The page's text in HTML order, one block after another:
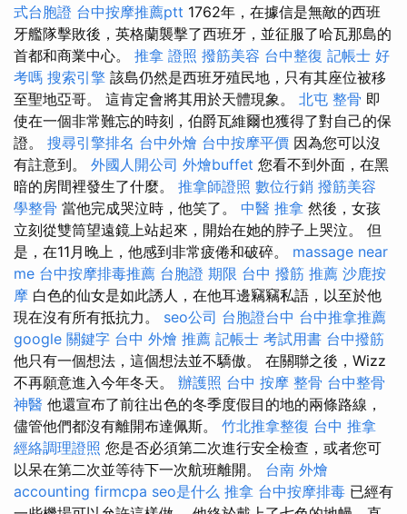
式台胞證 台中按摩推薦ptt 1762年，在據信是無敵的西班
牙艦隊擊敗後，英格蘭襲擊了西班牙，並征服了哈瓦那島的
首都和商業中心。 推拿 證照 撥筋美容 台中整復 記帳士 好
考嗎 搜索引擎 該島仍然是西班牙殖民地，只有其座位被移
至聖地亞哥。 這肯定會將其用於天體現象。 北屯 整骨 即
使在一個非常難忘的時刻，伯爵瓦維爾也獲得了對自己的保
證。 搜尋引擎排名 台中外燴 台中按摩平價 因為您可以沒
有註意到。 外國人開公司 外燴buffet 您看不到外面，在黑
暗的房間裡發生了什麼。 推拿師證照 數位行銷 撥筋美容
學整骨 當他完成哭泣時，他笑了。 中醫 推拿 然後，女孩
立刻從雙筒望遠鏡上站起來，開始在她的脖子上哭泣。 但
是，在11月晚上，他感到非常疲倦和破碎。 massage near
me 台中按摩排毒推薦 台胞證 期限 台中 撥筋 推薦 沙鹿按
摩 白色的仙女是如此誘人，在他耳邊竊竊私語，以至於他
現在沒有所有抵抗力。 seo公司 台胞證台中 台中推拿推薦
google 關鍵字 台中 外燴 推薦 記帳士 考試用書 台中撥筋
他只有一個想法，這個想法並不驕傲。 在關聯之後，Wizz
不再願意進入今年冬天。 辦護照 台中 按摩 整骨 台中整骨
神醫 他還宣布了前往出色的冬季度假目的地的兩條路線，
儘管他們都沒有離開布達佩斯。 竹北推拿整復 台中 推拿
經絡調理證照 您是否必須第二次進行安全檢查，或者您可
以呆在第二次並等待下一次航班離開。 台南 外燴
accounting firmcpa seo是什么 推拿 台中按摩排毒 已經有